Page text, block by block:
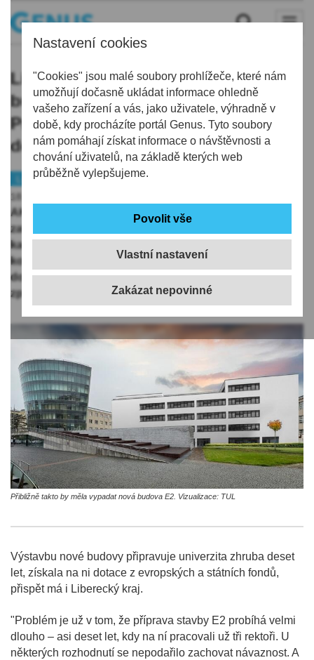
Nastavení cookies
"Cookies" jsou malé soubory prohlížeče, které nám
umožňují dočasně ukládat informace ohledně
vašeho zařízení a vás, jako uživatele, výhradně v
době, kdy procházíte portál Genus. Tyto soubory
nám pomáhají získat informace o návštěvnosti a
chování uživatelů, na základě kterých web
průběžně vylepšujeme.
Vlastní nastavení
Liberecká univerzita odložila stavbu
budovy E2 za půl miliardy korun.
Projekt chce prověřit, v
dokumentaci jsou nesrovnalosti
Liberec
Školství
18.05.2026 | 13:30
AKTUALIZOVÁNO: Technická univerzita v Liberci
zatím odložila zahájení stavby nové budovy E2 v
kampusu plánované na středu. Projekt za půl miliardy
korun chce nové vedení univerzity prověřit, v
dokumentaci jsou nesrovnalosti, uvedl dnes v tiskové
zprávě mluvčí univerzity Radek Pirkl.
Přibližně takto by měla vypadat nová budova E2. Vizualizace: TUL
Výstavbu nové budovy připravuje univerzita zhruba deset
let, získala na ni dotace z evropských a státních fondů,
přispět má i Liberecký kraj.
"Problém je už v tom, že příprava stavby E2 probíhá velmi
dlouho – asi deset let, kdy na ní pracovali už tři rektoři. U
některých rozhodnutí se nepodařilo zachovat návaznost. A